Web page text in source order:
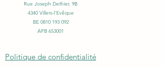
Rue Joseph Dethier, 9B
4340 Villers-l'Evêque
BE 0810 193 092
APB 653001
Politique de confidentialité